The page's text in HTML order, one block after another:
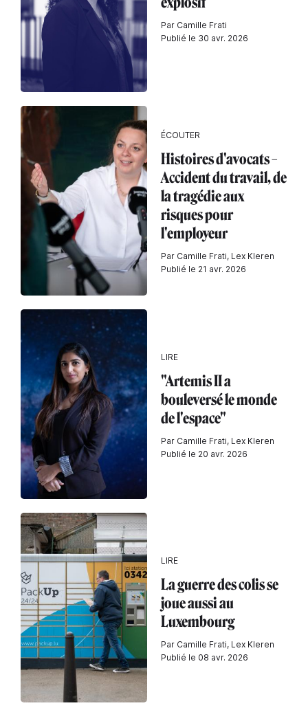
Par Camille Frati
Publié le 30 avr. 2026
ÉCOUTER
Histoires d'avocats –
Accident du travail, de
la tragédie aux
risques pour
l'employeur
Par Camille Frati, Lex Kleren
Publié le 21 avr. 2026
LIRE
"Artemis II a
bouleversé le monde
de l'espace"
Par Camille Frati, Lex Kleren
Publié le 20 avr. 2026
LIRE
La guerre des colis se
joue aussi au
Luxembourg
Par Camille Frati, Lex Kleren
Publié le 08 avr. 2026